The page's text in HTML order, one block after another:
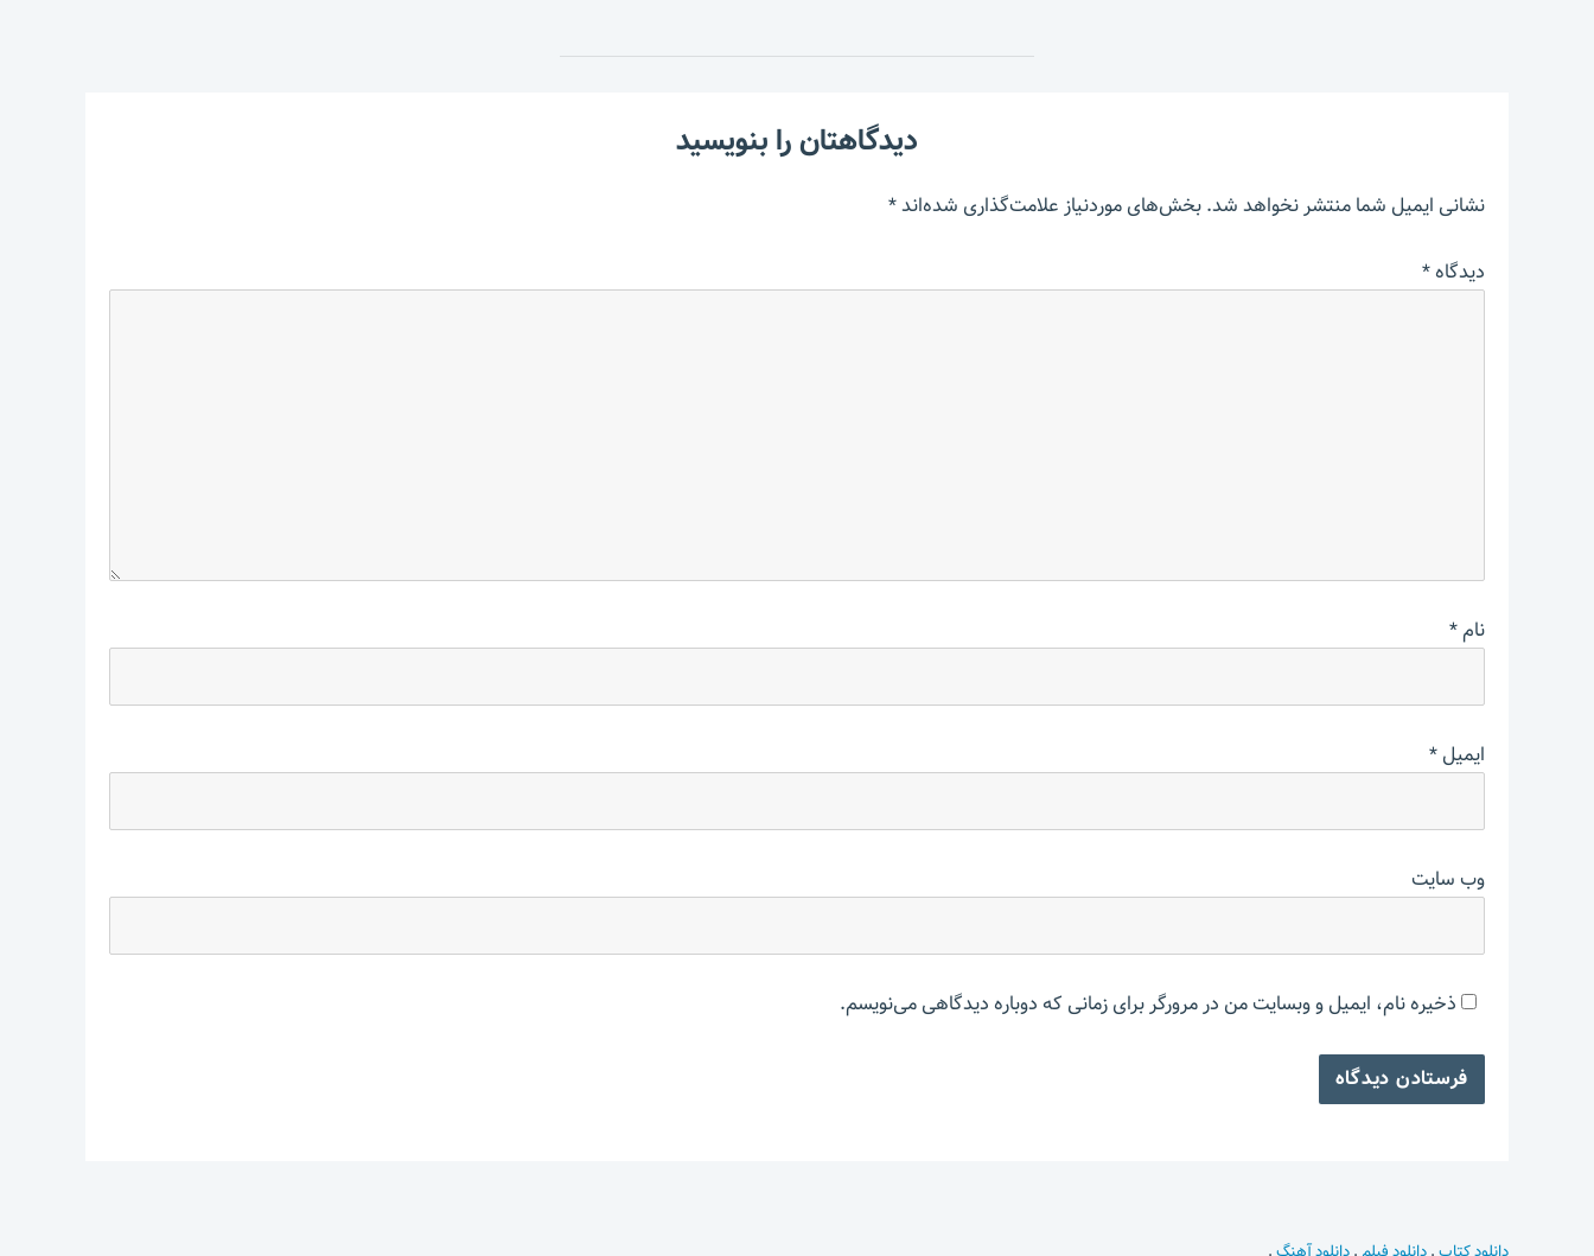
دیدگاهتان را بنویسید
نشانی ایمیل شما منتشر نخواهد شد.بخش‌های موردنیاز علامت‌گذاری شده‌اند*
دیدگاه*
نام*
ایمیل*
وب‌ سایت
ذخیره نام، ایمیل و وبسایت من در مرورگر برای زمانی که دوباره دیدگاهی می‌نویسم.
دانلود کتاب.دانلود فیلم .دانلود آهنگ.